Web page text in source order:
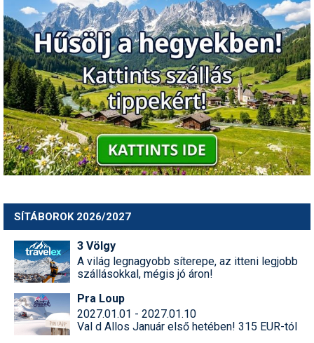
SÍTÁBOROK 2026/2027
3 Völgy
A világ legnagyobb síterepe, az itteni legjobb
szállásokkal, mégis jó áron!
Pra Loup
2027.01.01 - 2027.01.10
Val d Allos Január első hetében! 315 EUR-tól